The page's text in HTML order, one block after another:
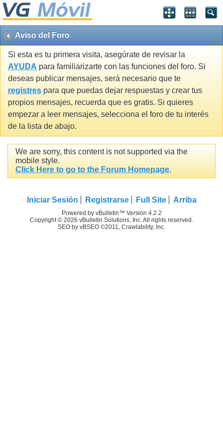
Aviso del Foro
Si esta es tu primera visita, asegúrate de revisar la
AYUDA para familiarizarte con las funciones del foro. Si
deseas publicar mensajes, será necesario que te
registres para que puedas dejar respuestas y crear tus
propios mensajes, recuerda que es gratis. Si quieres
empezar a leer mensajes, selecciona el foro de tu interés
de la lista de abajo.
We are sorry, this content is not supported via the
mobile style.
Click Here to go to the Forum Homepage.
Iniciar Sesión Registrarse Full Site Arriba
Powered by vBulletin™ Version 4.2.2
Copyright © 2026 vBulletin Solutions, Inc. All rights reserved.
SEO by vBSEO ©2011, Crawlability, Inc.